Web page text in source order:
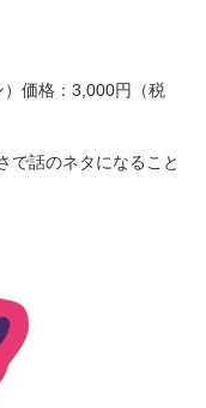
価格：3,000円（税
で話のネタになること